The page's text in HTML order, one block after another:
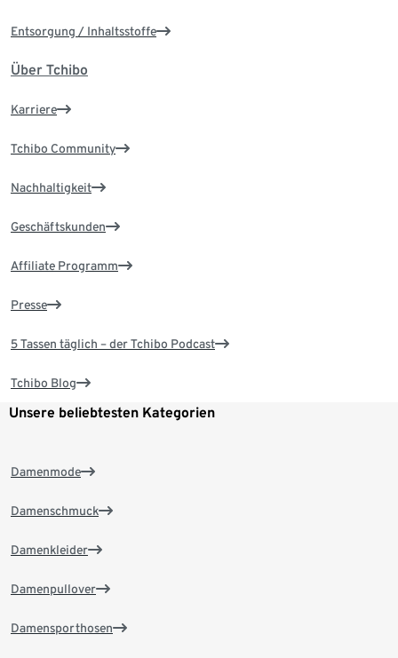
Entsorgung / Inhaltsstoffe
Über Tchibo
Karriere
Tchibo Community
Nachhaltigkeit
Geschäftskunden
Affiliate Programm
Presse
5 Tassen täglich – der Tchibo Podcast
Tchibo Blog
Unsere beliebtesten Kategorien
Damenmode
Damenschmuck
Damenkleider
Damenpullover
Damensporthosen